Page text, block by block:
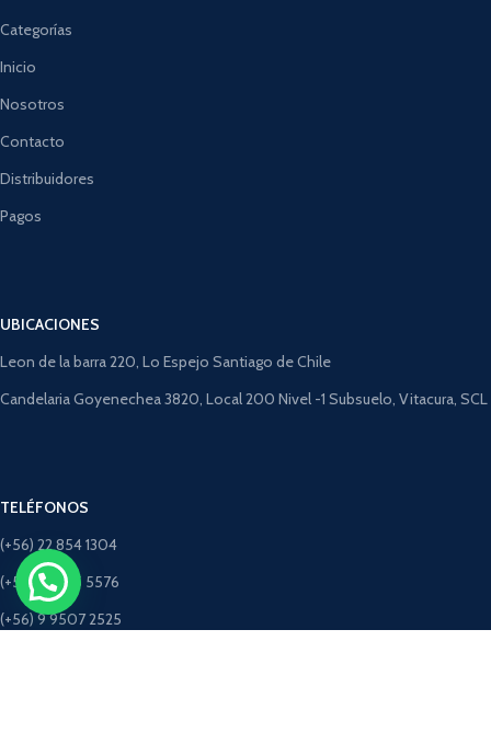
Categorías
Inicio
Nosotros
Contacto
Distribuidores
Pagos
UBICACIONES
Leon de la barra 220, Lo Espejo Santiago de Chile
Candelaria Goyenechea 3820, Local 200 Nivel -1 Subsuelo, Vitacura, SCL
TELÉFONOS
(+56) 22 854 1304
(+56) 9 4275 5576
(+56) 9 9507 2525